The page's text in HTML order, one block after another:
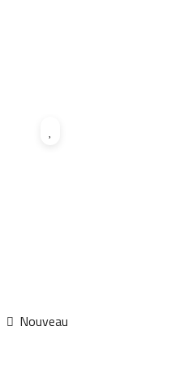
Nouveau